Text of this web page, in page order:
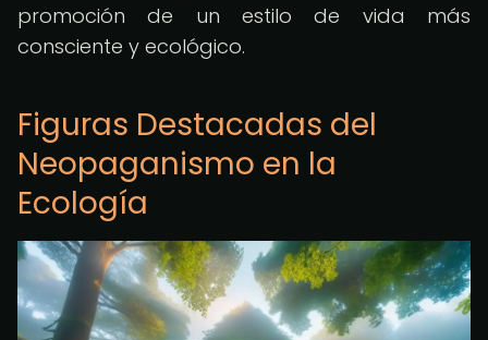
promoción de un estilo de vida más
consciente y ecológico.
Figuras Destacadas del
Neopaganismo en la
Ecología